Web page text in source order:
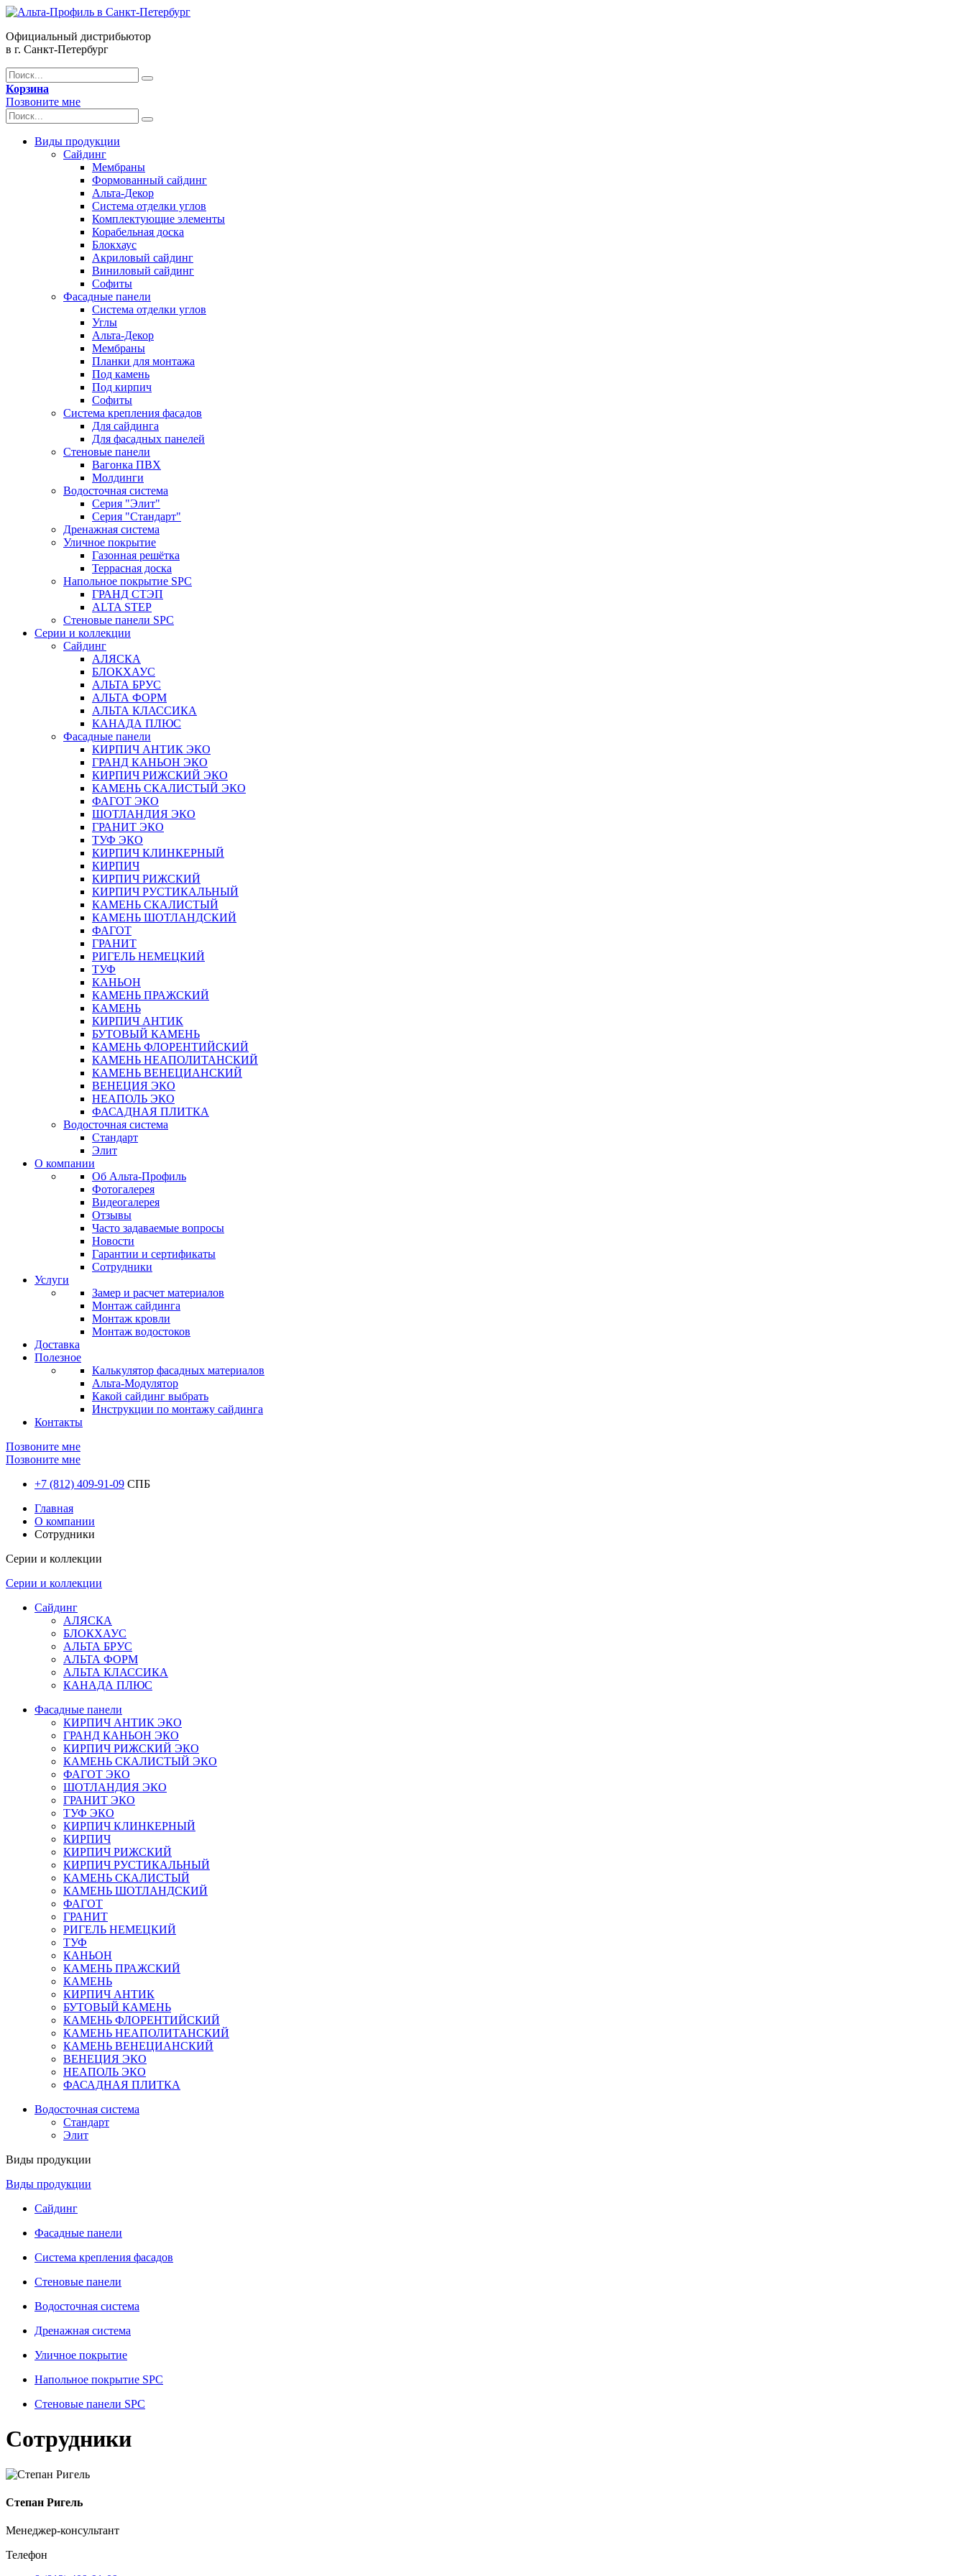
Официальный дистрибьютор
в г. Санкт-Петербург
Корзина
Позвоните мне
Виды продукции
Сайдинг
Мембраны
Формованный сайдинг
Альта-Декор
Система отделки углов
Комплектующие элементы
Корабельная доска
Блокхаус
Акриловый сайдинг
Виниловый сайдинг
Софиты
Фасадные панели
Система отделки углов
Углы
Альта-Декор
Мембраны
Планки для монтажа
Под камень
Под кирпич
Софиты
Система крепления фасадов
Для сайдинга
Для фасадных панелей
Стеновые панели
Вагонка ПВХ
Молдинги
Водосточная система
Серия "Элит"
Серия "Стандарт"
Дренажная система
Уличное покрытие
Газонная решётка
Террасная доска
Напольное покрытие SPC
ГРАНД СТЭП
ALTA STEP
Стеновые панели SPC
Серии и коллекции
Сайдинг
АЛЯСКА
БЛОКХАУС
АЛЬТА БРУС
АЛЬТА ФОРМ
АЛЬТА КЛАССИКА
КАНАДА ПЛЮС
Фасадные панели
КИРПИЧ АНТИК ЭКО
ГРАНД КАНЬОН ЭКО
КИРПИЧ РИЖСКИЙ ЭКО
КАМЕНЬ СКАЛИСТЫЙ ЭКО
ФАГОТ ЭКО
ШОТЛАНДИЯ ЭКО
ГРАНИТ ЭКО
ТУФ ЭКО
КИРПИЧ КЛИНКЕРНЫЙ
КИРПИЧ
КИРПИЧ РИЖСКИЙ
КИРПИЧ РУСТИКАЛЬНЫЙ
КАМЕНЬ СКАЛИСТЫЙ
КАМЕНЬ ШОТЛАНДСКИЙ
ФАГОТ
ГРАНИТ
РИГЕЛЬ НЕМЕЦКИЙ
ТУФ
КАНЬОН
КАМЕНЬ ПРАЖСКИЙ
КАМЕНЬ
КИРПИЧ АНТИК
БУТОВЫЙ КАМЕНЬ
КАМЕНЬ ФЛОРЕНТИЙСКИЙ
КАМЕНЬ НЕАПОЛИТАНСКИЙ
КАМЕНЬ ВЕНЕЦИАНСКИЙ
ВЕНЕЦИЯ ЭКО
НЕАПОЛЬ ЭКО
ФАСАДНАЯ ПЛИТКА
Водосточная система
Стандарт
Элит
О компании
Об Альта-Профиль
Фотогалерея
Видеогалерея
Отзывы
Часто задаваемые вопросы
Новости
Гарантии и сертификаты
Сотрудники
Услуги
Замер и расчет материалов
Монтаж сайдинга
Монтаж кровли
Монтаж водостоков
Доставка
Полезное
Калькулятор фасадных материалов
Альта-Модулятор
Какой сайдинг выбрать
Инструкции по монтажу сайдинга
Контакты
Позвоните мне
Позвоните мне
+7 (812) 409-91-09 СПБ
Главная
О компании
Сотрудники
Серии и коллекции
Серии и коллекции
Сайдинг
АЛЯСКА
БЛОКХАУС
АЛЬТА БРУС
АЛЬТА ФОРМ
АЛЬТА КЛАССИКА
КАНАДА ПЛЮС
Фасадные панели
КИРПИЧ АНТИК ЭКО
ГРАНД КАНЬОН ЭКО
КИРПИЧ РИЖСКИЙ ЭКО
КАМЕНЬ СКАЛИСТЫЙ ЭКО
ФАГОТ ЭКО
ШОТЛАНДИЯ ЭКО
ГРАНИТ ЭКО
ТУФ ЭКО
КИРПИЧ КЛИНКЕРНЫЙ
КИРПИЧ
КИРПИЧ РИЖСКИЙ
КИРПИЧ РУСТИКАЛЬНЫЙ
КАМЕНЬ СКАЛИСТЫЙ
КАМЕНЬ ШОТЛАНДСКИЙ
ФАГОТ
ГРАНИТ
РИГЕЛЬ НЕМЕЦКИЙ
ТУФ
КАНЬОН
КАМЕНЬ ПРАЖСКИЙ
КАМЕНЬ
КИРПИЧ АНТИК
БУТОВЫЙ КАМЕНЬ
КАМЕНЬ ФЛОРЕНТИЙСКИЙ
КАМЕНЬ НЕАПОЛИТАНСКИЙ
КАМЕНЬ ВЕНЕЦИАНСКИЙ
ВЕНЕЦИЯ ЭКО
НЕАПОЛЬ ЭКО
ФАСАДНАЯ ПЛИТКА
Водосточная система
Стандарт
Элит
Виды продукции
Виды продукции
Сайдинг
Фасадные панели
Система крепления фасадов
Стеновые панели
Водосточная система
Дренажная система
Уличное покрытие
Напольное покрытие SPC
Стеновые панели SPC
Сотрудники
Степан Ригель
Менеджер-консультант
Телефон